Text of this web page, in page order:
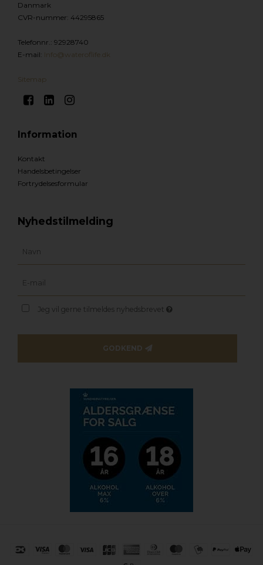
Danmark
CVR-nummer: 44295865
Telefonnr.: 92928740
E-mail: Info@wateroflife.dk
Sitemap
Information
Kontakt
Handelsbetingelser
Fortrydelsesformular
Nyhedstilmelding
Jeg vil gerne tilmeldes nyhedsbrevet
GODKEND